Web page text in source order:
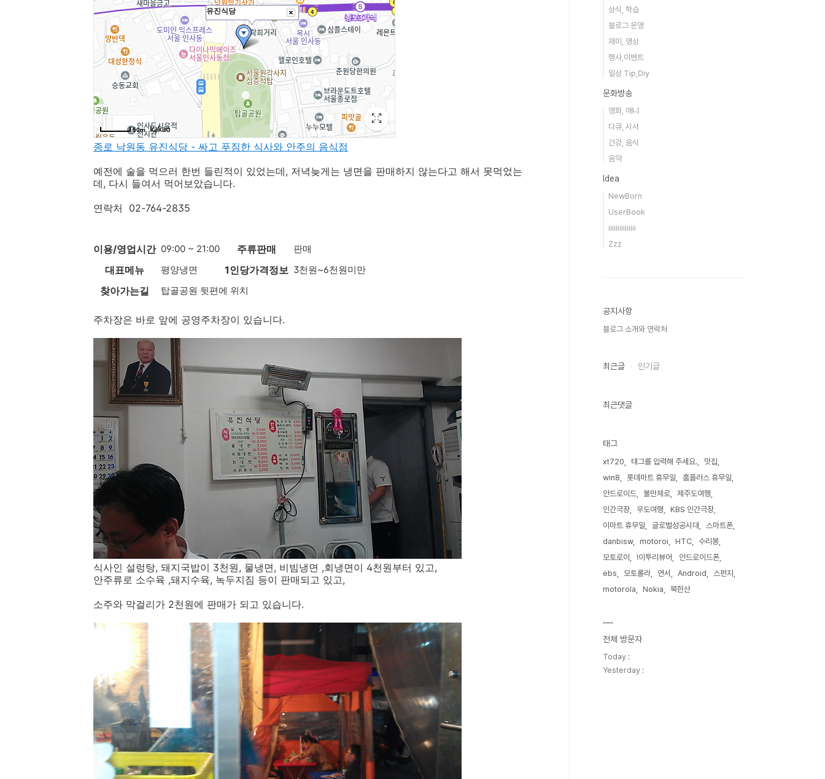
종로 낙원동 유진식당 - 싸고 푸짐한 식사와 안주의 음식점
예전에 술을 먹으러 한번 들린적이 있었는데, 저녁늦게는 냉면을 판매하지 않는다고 해서 못먹었는
데, 다시 들여서 먹어보았습니다.
연락처 02-764-2835
이용/영업시간 09:00 ~ 21:00 주류판매 판매
대표메뉴 평양냉면 1인당가격정보 3천원~6천원미만
찾아가는길 탑골공원 뒷편에 위치
주차장은 바로 앞에 공영주차장이 있습니다.
식사인 설렁탕, 돼지국밥이 3천원, 물냉면, 비빔냉면 ,회냉면이 4천원부터 있고,
안주류로 소수육 ,돼지수육, 녹두지짐 등이 판매되고 있고,
소주와 막걸리가 2천원에 판매가 되고 있습니다.
상식, 학습
블로그 운영
재미, 영상
행사,이벤트
일상 Tip,Diy
문화방송
영화, 애니
다큐, 시사
건강, 음식
음악
Idea
NewBorn
UserBook
iiiiiiiiiiiiiii
Zzz
공지사항
블로그 소개와 연락처
최근글 인기글
최근댓글
태그
xt720 태그를 입력해 주세요.
맛집
win8
롯데마트 휴무일
홈플러스 휴무일
안드로이드
불만제로
제주도여행
인간극장
우도여행
KBS 인간극장
이마트 휴무일
글로벌성공시대
스마트폰
danbisw
motoroi HTC
수리봉
모토로이
!이투리뷰어
안드로이드폰
ebs
모토롤라 연서 Android
스펀지
motorola
Nokia 북한산
전체 방문자
Today :
Yesterday :